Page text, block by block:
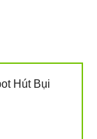
Hút Bụi